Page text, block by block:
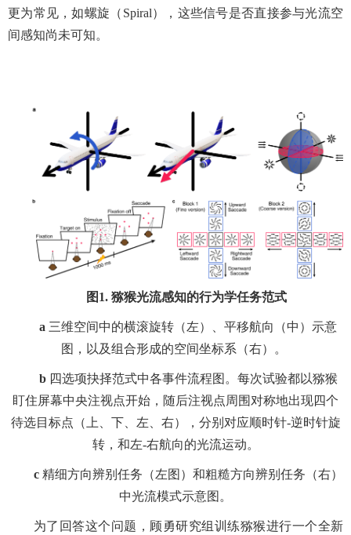
更为常见，如螺旋（ Spiral），这些信号是否直接参与光流空
间感知尚未可知。
图1. 猕猴光流感知的行为学任务范式
a 三维空间中的横滚旋转（左）、平移航向（中）示意
图，以及组合形成的空间坐标系（右）。
b 四选项抉择范式中各事件流程图。每次试验都以猕猴
盯住屏幕中央注视点开始，随后注视点周围对称地出现四个
待选目标点（上、下、左、右），分别对应顺时针-逆时针旋
转，和左-右航向的光流运动。
c 精细方向辨别任务（左图）和粗糙方向辨别任务（右）
中光流模式示意图。
为了回答这个问题，顾勇研究组训练猕猴进行一个全新